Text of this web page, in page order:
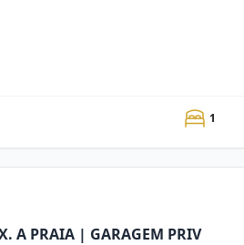
1
A PRAIA | GARAGEM PRIV